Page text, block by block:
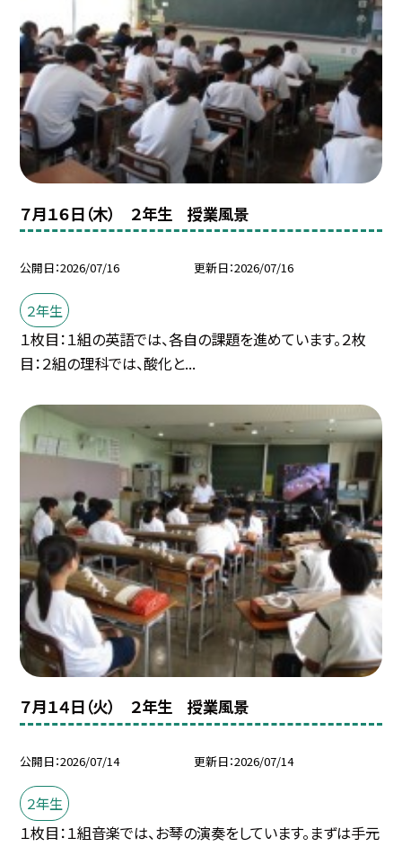
７月１６日（木） ２年生 授業風景
公開日 2026/07/16 更新日 2026/07/16
２年生
１枚目：１組の英語では、各自の課題を進めています。２枚
目：２組の理科では、酸化と...
７月１４日（火） ２年生 授業風景
公開日 2026/07/14 更新日 2026/07/14
２年生
１枚目：１組音楽では、お琴の演奏をしています。まずは手元